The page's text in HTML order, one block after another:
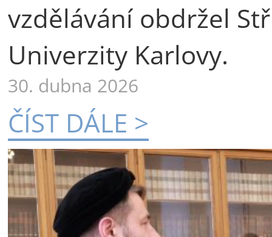
vzdělávání obdržel
Univerzity Karlovy.
30. dubna 2026
ČÍST DÁLE >